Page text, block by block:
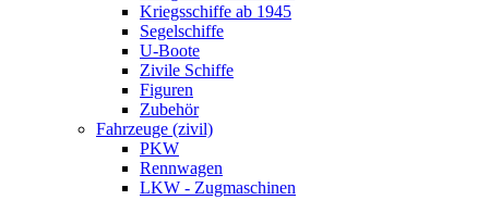
Kriegsschiffe ab 1945
Segelschiffe
U-Boote
Zivile Schiffe
Figuren
Zubehör
Fahrzeuge (zivil)
PKW
Rennwagen
LKW - Zugmaschinen